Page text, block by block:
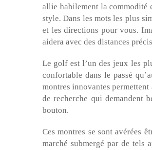
allie habilement la commodité
style. Dans les mots les plus
et les directions pour vous.
aidera avec des distances
Le golf est l’un des jeux les
confortable dans le passé
montres innovantes
de recherche qui demandent
bouton.
Ces montres se sont avérées
marché submergé par de tels